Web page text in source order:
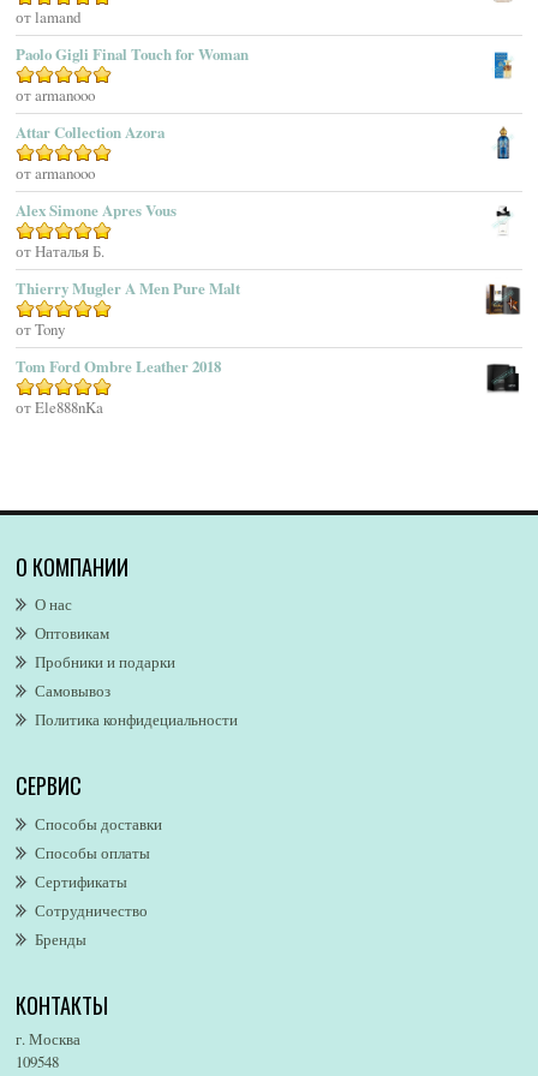
Agatha Ruiz De La Prada
Agatho Parfum
Agent Provocateur
Agnes B
Agonist
Ahjaar
Aigner
Aj Arabia (Widian)
Ajmal
Akro
Al Hamatt
Al Haramain
Al-Jazeera
Alex Simone
Alexander McQueen
Alexandre. J
Alford & Hoff
Alfred Dunhill
Alfred Ritchy
Alfred Sung
AllSaints
Alsayad
Altaia
Alvarez Gomez
Alviero Martini
Alyson Oldoini
American Eagle
Amore Segreto
Оценка5из 5
от lamand
Paolo Gigli Final Touch for Woman
Оценка5из 5
от armanooo
Attar Collection Azora
Оценка5из 5
от armanooo
Alex Simone Apres Vous
Оценка5из 5
от Наталья Б.
Thierry Mugler A Men Pure Malt
Оценка
от Tony
Tom Ford Ombre Leather 2018
Оценка5из 5
от Ele888nKa
О КОМПАНИИ
О нас
Оптовикам
Пробники и подарки
Самовывоз
Политика конфидециальности
СЕРВИС
Способы доставки
Способы оплаты
Сертификаты
Сотрудничество
Бренды
КОНТАКТЫ
г. Москва
109548